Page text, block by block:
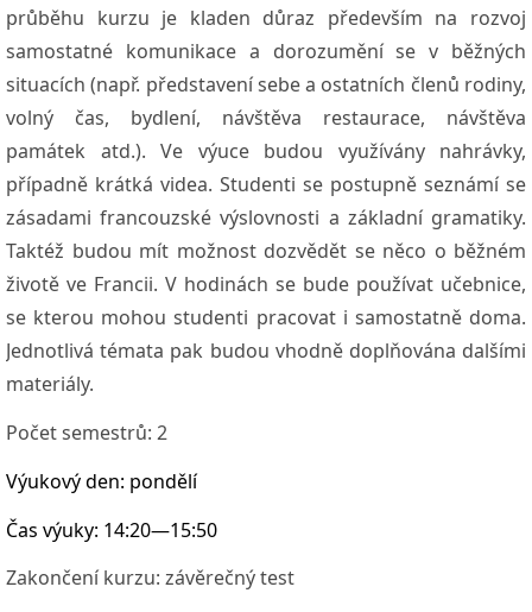
průběhu kurzu je kladen důraz především na rozvoj
samostatné komunikace a dorozumění se v běžných
situacích (např. představení sebe a ostatních členů rodiny,
volný čas, bydlení, návštěva restaurace, návštěva
památek atd.). Ve výuce budou využívány nahrávky,
případně krátká videa. Studenti se postupně seznámí se
zásadami francouzské výslovnosti a základní gramatiky.
Taktéž budou mít možnost dozvědět se něco o běžném
životě ve Francii. V hodinách se bude používat učebnice,
se kterou mohou studenti pracovat i samostatně doma.
Jednotlivá témata pak budou vhodně doplňována dalšími
materiály.
Počet semestrů: 2
Výukový den: pondělí
Čas výuky: 14:20—15:50
Zakončení kurzu: závěrečný test